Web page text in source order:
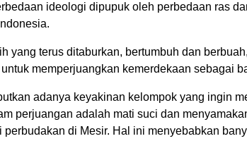
ideologi dipupuk oleh perbedaan ras
yang terus ditaburkan, bertumbuh dan
memperjuangkan kemerdekaan sebagai
adanya keyakinan kelompok yang ingin
perjuangan adalah mati suci dan
perbudakan di Mesir. Hal ini menyebabkan